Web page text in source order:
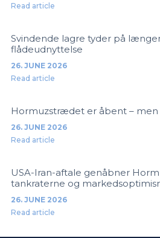
Read article
Svindende lagre tyder på
flådeudnyttelse
26. JUNE 2026
Read article
Hormuzstrædet er åbent – men
26. JUNE 2026
Read article
USA-Iran-aftale genåbner
tankraterne og
26. JUNE 2026
Read article